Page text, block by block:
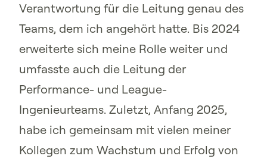
Verantwortung für die Leitung genau des
Teams, dem ich angehört hatte. Bis 2024
erweiterte sich meine Rolle weiter und
umfasste auch die Leitung der
Performance- und League-
Ingenieurteams. Zuletzt, Anfang 2025,
habe ich gemeinsam mit vielen meiner
Kollegen zum Wachstum und Erfolg von